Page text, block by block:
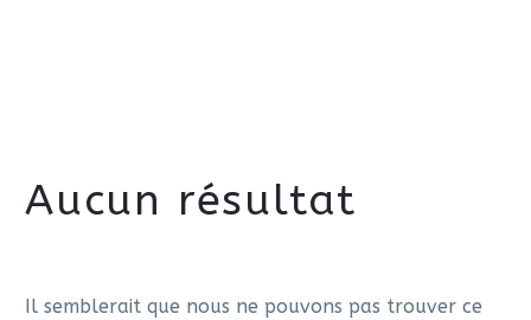
Aucun résultat
Il semblerait que nous ne pouvons pas trouver ce